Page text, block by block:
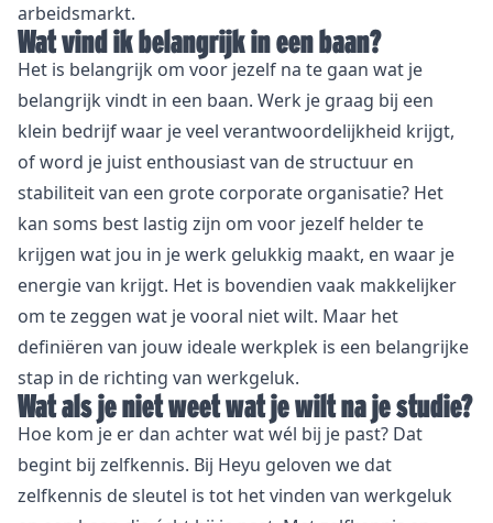
arbeidsmarkt.
Wat vind ik belangrijk in een baan?
Het is belangrijk om voor jezelf na te gaan wat je
belangrijk vindt in een baan. Werk je graag bij een
klein bedrijf waar je veel verantwoordelijkheid krijgt,
of word je juist enthousiast van de structuur en
stabiliteit van een grote corporate organisatie? Het
kan soms best lastig zijn om voor jezelf helder te
krijgen wat jou in je werk gelukkig maakt, en waar je
energie van krijgt. Het is bovendien vaak makkelijker
om te zeggen wat je vooral niet wilt. Maar het
definiëren van jouw ideale werkplek is een belangrijke
stap in de richting van werkgeluk.
Wat als je niet weet wat je wilt na je studie?
Hoe kom je er dan achter wat wél bij je past? Dat
begint bij zelfkennis. Bij Heyu geloven we dat
zelfkennis de sleutel is tot het vinden van werkgeluk